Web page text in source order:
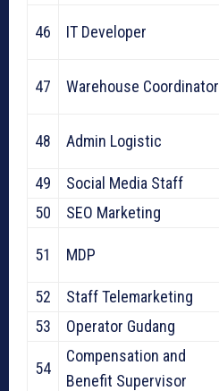
46 IT Developer
47 Warehouse Coordinator
48 Admin Logistic
49
Social Media Staff
50
SEO Marketing
51 MDP
52
Staff Telemarketing
53
Operator Gudang
54
Compensation and
Benefit Supervisor